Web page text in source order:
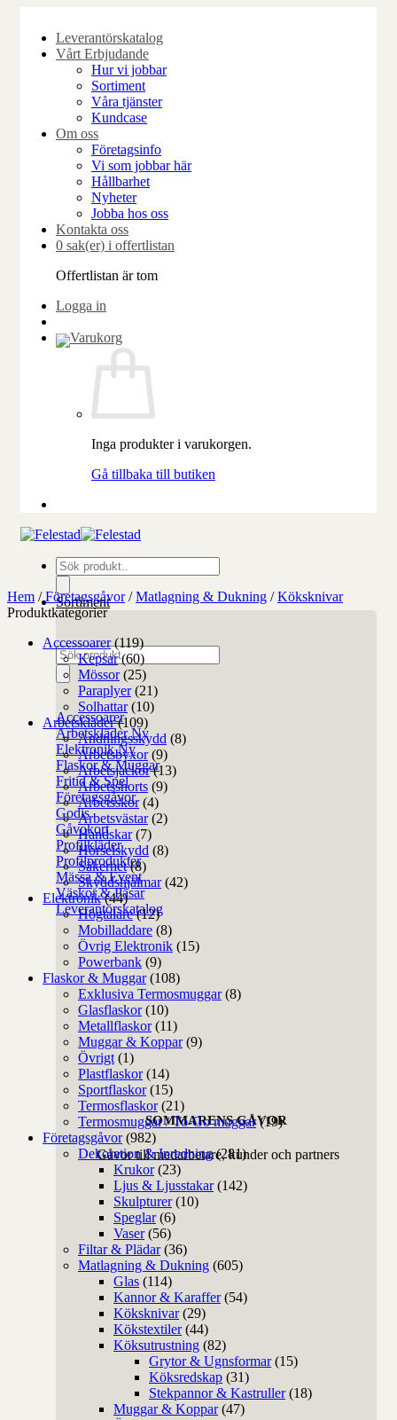
content
Leverantörskatalog
Vårt Erbjudande
Hur vi jobbar
Sortiment
Våra tjänster
Kundcase
Om oss
Företagsinfo
Vi som jobbar här
Hållbarhet
Nyheter
Jobba hos oss
Kontakta oss
0 sak(er) i offertlistan
Offertlistan är tom
Logga in
Inga produkter i varukorgen.
Gå tillbaka till butiken
Produktsökning
Sortiment
Produktsökning
Accessoarer
Arbetskläder
Elektronik
Flaskor & Muggar
Fritid & Spel
Företagsgåvor
Godis
Gåvokort
Profilkläder
Profilprodukter
Mässa & Event
Väskor & Påsar
Leverantörskatalog
SOMMARENS GÅVOR
Gåvor till medarbetare, kunder och partners
Hem / Företagsgåvor / Matlagning & Dukning / Köksknivar
Produktkategorier
Accessoarer (119)
Kepsar (60)
Mössor (25)
Paraplyer (21)
Solhattar (10)
Arbetskläder (109)
Andningsskydd (8)
Arbetsbyxor (9)
Arbetsjackor (13)
Arbetsshorts (9)
Arbetsskor (4)
Arbetsvästar (2)
Handskar (7)
Hörselskydd (8)
Säkerhet (8)
Skyddshjälmar (42)
Elektronik (44)
Högtalare (12)
Mobilladdare (8)
Övrig Elektronik (15)
Powerbank (9)
Flaskor & Muggar (108)
Exklusiva Termosmuggar (8)
Glasflaskor (10)
Metallflaskor (11)
Muggar & Koppar (9)
Övrigt (1)
Plastflaskor (14)
Sportflaskor (15)
Termosflaskor (21)
Termosmuggar / To-Go muggar (19)
Företagsgåvor (982)
Dekoration & Inredning (281)
Krukor (23)
Ljus & Ljusstakar (142)
Skulpturer (10)
Speglar (6)
Vaser (56)
Filtar & Plädar (36)
Matlagning & Dukning (605)
Glas (114)
Kannor & Karaffer (54)
Köksknivar (29)
Kökstextiler (44)
Köksutrustning (82)
Grytor & Ugnsformar (15)
Köksredskap (31)
Stekpannor & Kastruller (18)
Muggar & Koppar (47)